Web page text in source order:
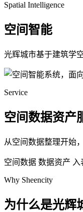
Spatial Intelligence
空间智能
光辉城市基于建筑学
Service
空间数据资产
从空间数据整理开始
空间数据 数据资产
Why Sheencity
为什么是光辉